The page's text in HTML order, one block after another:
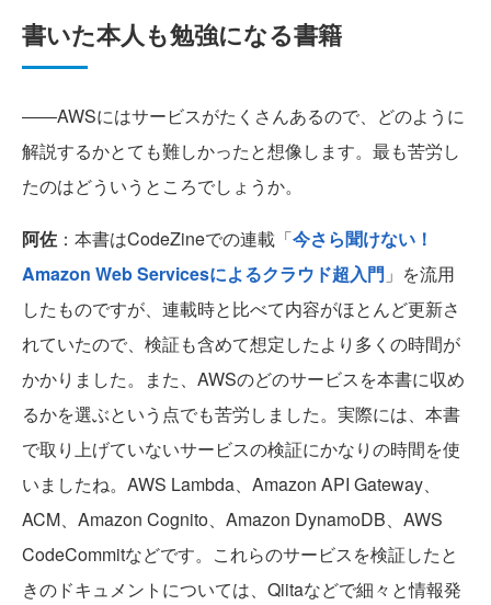
書いた本人も勉強になる書籍
――AWSにはサービスがたくさんあるので、どのように
解説するかとても難しかったと想像します。最も苦労し
たのはどういうところでしょうか。
阿佐 ：本書はCodeZineでの連載「今さら聞けない！
Amazon Web Servicesによるクラウド超入門 」を流用
したものですが、連載時と比べて内容がほとんど更新さ
れていたので、検証も含めて想定したより多くの時間が
かかりました。また、AWSのどのサービスを本書に収め
るかを選ぶという点でも苦労しました。実際には、本書
で取り上げていないサービスの検証にかなりの時間を使
いましたね。AWS Lambda、Amazon API Gateway、
ACM、Amazon Cognito、Amazon DynamoDB、AWS
CodeCommitなどです。これらのサービスを検証したと
きのドキュメントについては、Qiitaなどで細々と情報発